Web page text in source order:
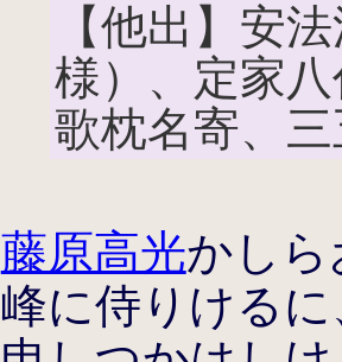
【他出】安
様）、定家
歌枕名寄、
藤原高光かしら
峰に侍りける